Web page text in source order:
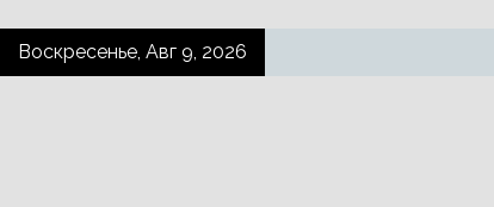
SkipВоскресенье, Авг 9, 2026